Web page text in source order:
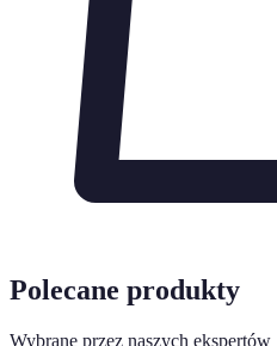
Polecane produkty
Wybrane przez naszych ekspertów